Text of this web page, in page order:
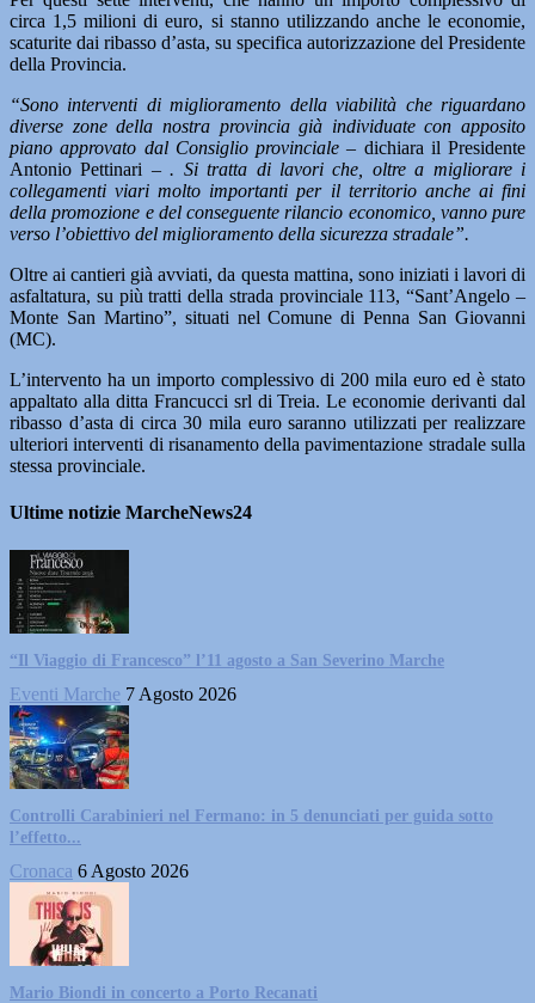
circa 1,5 milioni di euro, si stanno utilizzando anche le economie,
scaturite dai ribasso d’asta, su specifica autorizzazione del Presidente
della Provincia.
“Sono interventi di miglioramento della viabilità che riguardano
diverse zone della nostra provincia già individuate con apposito
piano approvato dal Consiglio provinciale – dichiara il Presidente
Antonio Pettinari –. Si tratta di lavori che, oltre a migliorare i
collegamenti viari molto importanti per il territorio anche ai fini
della promozione e del conseguente rilancio economico, vanno pure
verso l’obiettivo del miglioramento della sicurezza stradale”.
Oltre ai cantieri già avviati, da questa mattina, sono iniziati i lavori di
asfaltatura, su più tratti della strada provinciale 113, “Sant’Angelo –
Monte San Martino”, situati nel Comune di Penna San Giovanni
(MC).
L’intervento ha un importo complessivo di 200 mila euro ed è stato
appaltato alla ditta Francucci srl di Treia. Le economie derivanti dal
ribasso d’asta di circa 30 mila euro saranno utilizzati per realizzare
ulteriori interventi di risanamento della pavimentazione stradale sulla
stessa provinciale.
Ultime notizie MarcheNews24
“Il Viaggio di Francesco” l’11 agosto a San Severino Marche
Eventi Marche 7 Agosto 2026
Controlli Carabinieri nel Fermano: in 5 denunciati per guida sotto
l’effetto...
Cronaca 6 Agosto 2026
Mario Biondi in concerto a Porto Recanati